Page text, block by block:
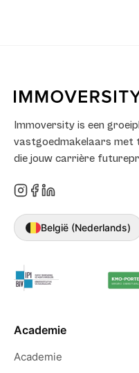
Immoversity is een
vastgoedmakelaars met
die jouw carrière
België (Nederlands)
Academie
Academie